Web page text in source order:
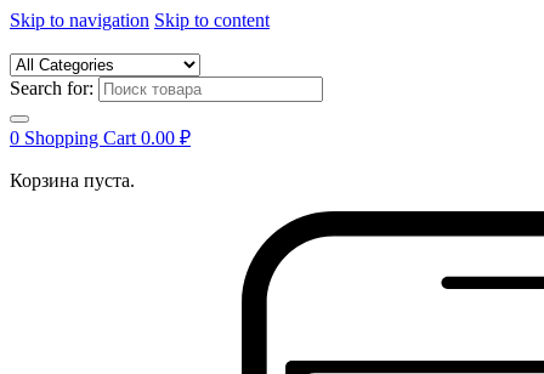
Skip to navigation Skip to content
Search for:
0 Shopping Cart 0.00 ₽
Корзина пуста.